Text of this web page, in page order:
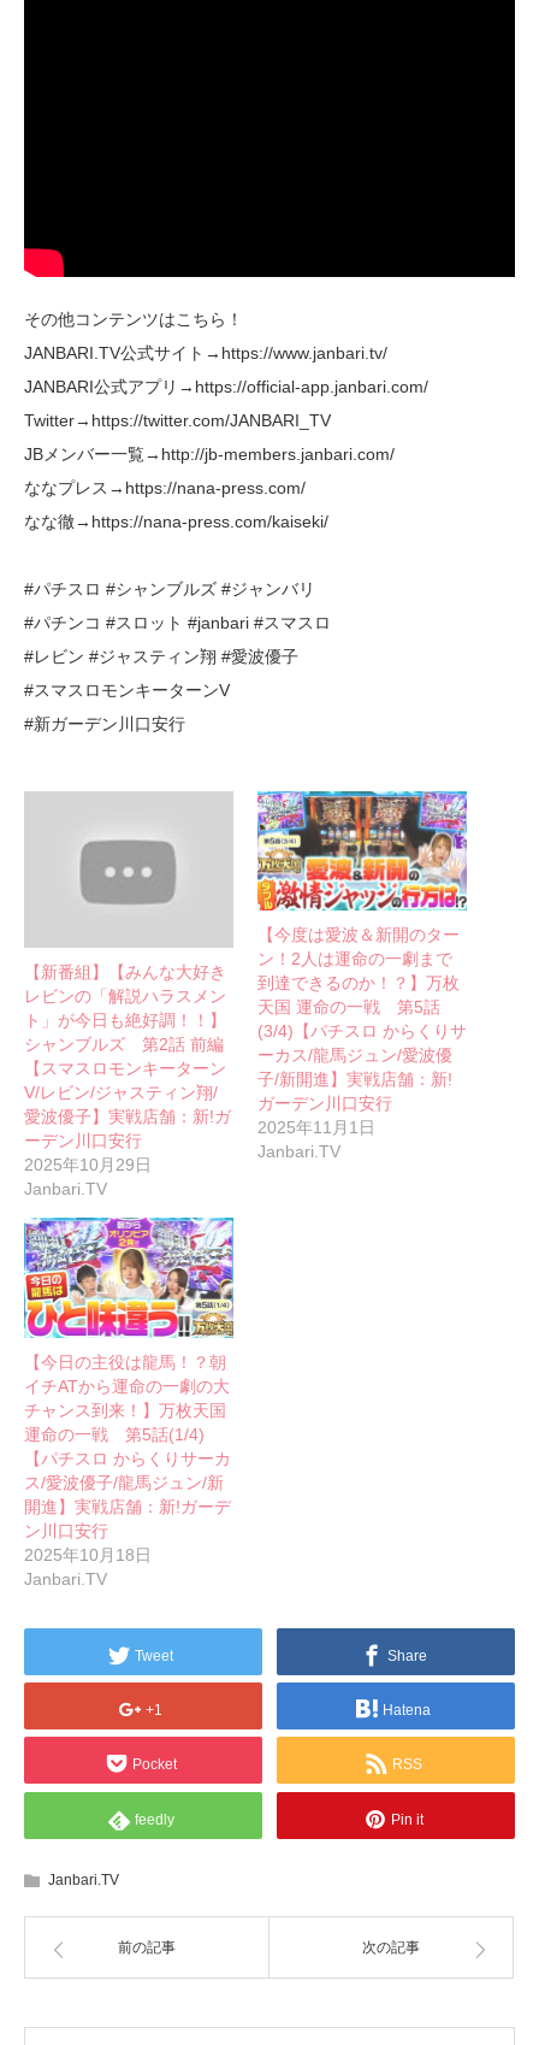
その他コンテンツはこちら！
JANBARI.TV公式サイト→https://www.janbari.tv/
JANBARI公式アプリ→https://official-app.janbari.com/
Twitter→https://twitter.com/JANBARI_TV
JBメンバー一覧→http://jb-members.janbari.com/
ななプレス→https://nana-press.com/
なな徹→https://nana-press.com/kaiseki/
#パチスロ #シャンブルズ #ジャンバリ
#パチンコ #スロット #janbari #スマスロ
#レビン #ジャスティン翔 #愛波優子
#スマスロモンキーターンV
#新ガーデン川口安行
【新番組】【みんな大好き
レビンの「解説ハラスメン
ト」が今日も絶好調！！】
シャンブルズ 第2話 前編
【スマスロモンキーターン
V/レビン/ジャスティン翔/
愛波優子】実戦店舗：新!ガ
ーデン川口安行
2025年10月29日
Janbari.TV
【今度は愛波＆新開のター
ン！2人は運命の一劇まで
到達できるのか！？】万枚
天国 運命の一戦 第5話
(3/4)【パチスロ からくりサ
ーカス/龍馬ジュン/愛波優
子/新開進】実戦店舗：新!
ガーデン川口安行
2025年11月1日
Janbari.TV
【今日の主役は龍馬！？朝
イチATから運命の一劇の大
チャンス到来！】万枚天国
運命の一戦 第5話(1/4)
【パチスロ からくりサーカ
ス/愛波優子/龍馬ジュン/新
開進】実戦店舗：新!ガーデ
ン川口安行
2025年10月18日
Janbari.TV
Tweet Share
+1 Hatena
Pocket RSS
feedly Pin it
Janbari.TV
前の記事 次の記事